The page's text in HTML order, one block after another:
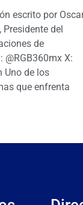
escrito por
del
de
@RGB360mx X:
Uno de los
que enfrenta